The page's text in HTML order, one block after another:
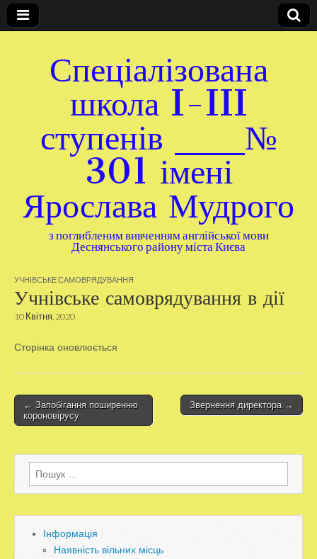
Спеціалізована
школа I-III
ступенів ___№
301 імені
Ярослава Мудрого
з поглибленим вивченням англійської мови
Деснянського району міста Києва
УЧНІВСЬКЕ САМОВРЯДУВАННЯ
Учнівське самоврядування в дії
10 Квітня, 2020
Сторінка оновлюється
Post navigation
← Запобігання поширенню
короновірусу
Звернення директора →
Пошук:
Інформація
Наявність вільних місць